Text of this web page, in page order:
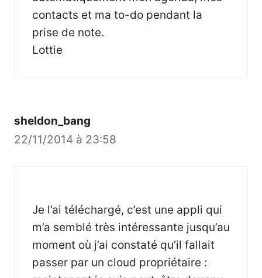
contacts et ma to-do pendant la
prise de note.
Lottie
sheldon_bang
22/11/2014 à 23:58
Je l’ai téléchargé, c’est une appli qui
m’a semblé très intéressante jusqu’au
moment où j’ai constaté qu’il fallait
passer par un cloud propriétaire :